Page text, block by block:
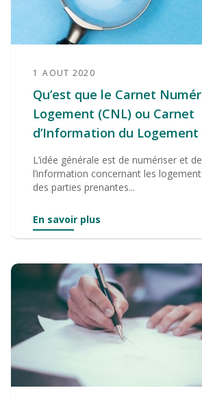
1 AOUT 2020
Qu’est que le Carnet
Logement (CNL) ou Carnet
d’Information du Logement
L’idée générale est de numériser et
l’information concernant les
des parties prenantes...
En savoir plus